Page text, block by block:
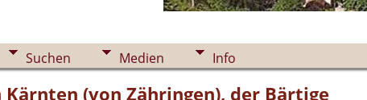
Suchen Medien Info
(von Zähringen), der Bärtige